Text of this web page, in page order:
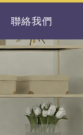
聯絡我們